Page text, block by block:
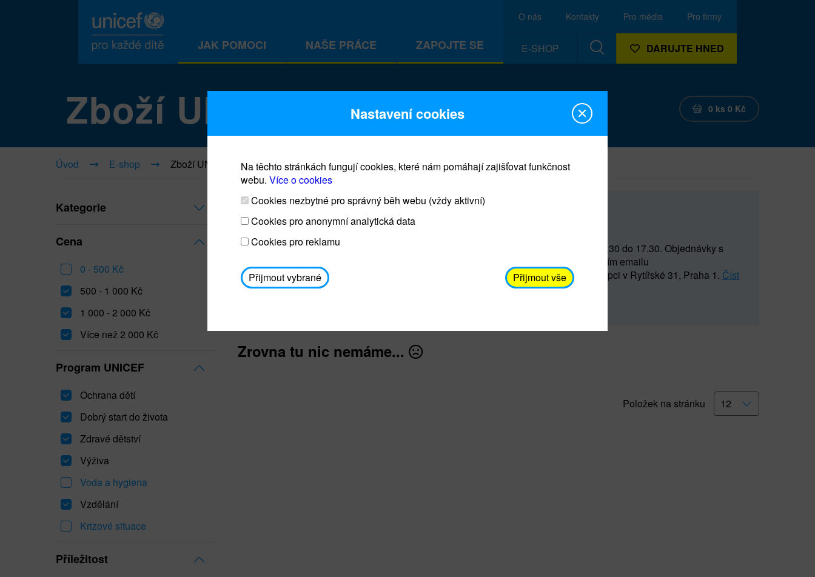
JAK POMOCI NAŠE PRÁCE ZAPOJTE SE
O nás Kontakty Pro média Pro firmy
E-SHOP DARUJTE HNED
Zboží UNICEF 0 ks 0 Kč
Úvod E-shop Zboží UNICEF
Kategorie
Cena
0 - 500 Kč
500 - 1 000 Kč
1 000 - 2 000 Kč
Více než 2 000 Kč
Program UNICEF
Ochrana dětí
Dobrý start do života
Zdravé dětství
Výživa
Voda a hygiena
Vzdělání
Krizové situace
Příležitost
Prodej blahopřání a dárků UNICEF
Prodejna UNICEF bude otevřena každý čtvrtek o 11 do 15 a od 15.30 do 17.30. Objednávky s
osobním odběrem je možné vyzvednout po domluvě (prostřednictvím emailu
avodickova@unicef.cz nebo telefonním čísle 606 655 547) na recepci v Rytířské 31, Praha 1. Číst
dále
Zrovna tu nic nemáme...
Položek na stránku
Nastavení cookies
Na těchto stránkách fungují cookies, které nám pomáhají zajišťovat funkčnost
webu. Více o cookies
Cookies nezbytné pro správný běh webu (vždy aktivní)
Cookies pro anonymní analytická data
Cookies pro reklamu
Přijmout vybrané Přijmout vše